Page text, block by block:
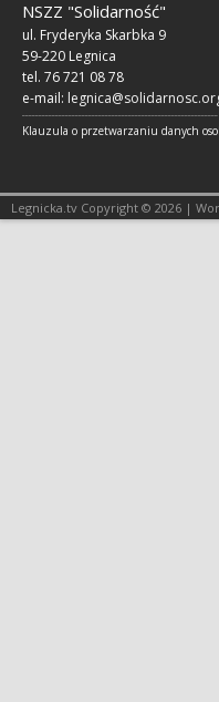
NSZZ "Solidarność"
ul. Fryderyka Skarbka 9
59-220 Legnica
tel. 76 721 08 78
e-mail:
Klauzula o przetwarzaniu danych
Legnicka.tv Copyright © 2026 |